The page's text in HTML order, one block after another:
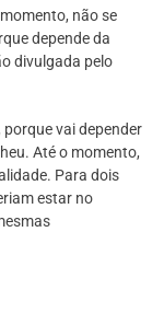
não se
depende da
divulgada pelo
porque vai depender
Até o momento,
Para dois
estar no